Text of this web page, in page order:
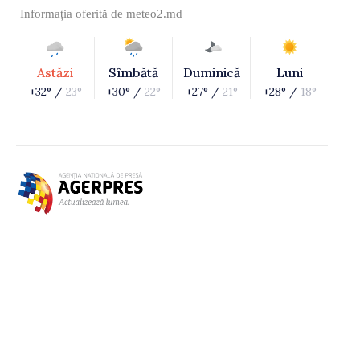
Informația oferită de meteo2.md
Astăzi
+32° / 23°
Sîmbătă
+30° / 22°
Duminică
+27° / 21°
Luni
+28° / 18°